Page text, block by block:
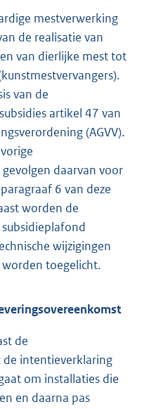
mestverwerking
de realisatie van
van dierlijke mest tot
van de
artikel 47 van
(AGVV).
daarvan voor
6 van deze
worden de
wijzigingen
toegelicht.
de
de intentieverklaring
om installaties die
en daarna pas